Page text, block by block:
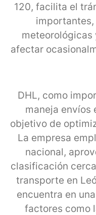
120, facilita el
afectar
DHL, como
maneja envíos
objetivo de
La empresa
nacional,
clasificación
transporte en
encuentra en
factores como